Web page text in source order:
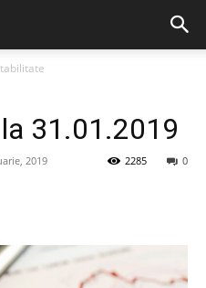
31.01.2019
2019 0
2285